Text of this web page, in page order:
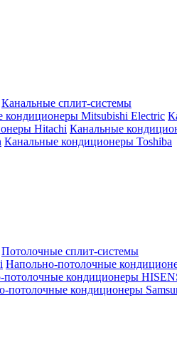
Канальные сплит-системы
кондиционеры Mitsubishi Electric
Hitachi Канальные
Канальные кондиционеры Toshiba
Потолочные сплит-системы
Напольно-потолочные
потолочные кондиционеры
потолочные кондиционеры